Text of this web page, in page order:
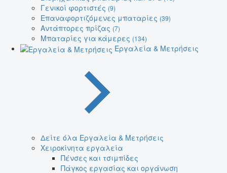
Γενικοί φορτιστές (9)
Επαναφορτιζόμενες μπαταρίες (39)
Αντάπτορες πρίζας (7)
Μπαταρίες για κάμερες (134)
Εργαλεία & Μετρήσεις
Δείτε όλα Εργαλεία & Μετρήσεις
Χειροκίνητα εργαλεία
Πένσες και τσιμπίδες
Πάγκος εργασίας και οργάνωση